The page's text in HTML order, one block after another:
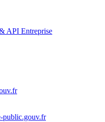
API Entreprise
public.gouv.fr